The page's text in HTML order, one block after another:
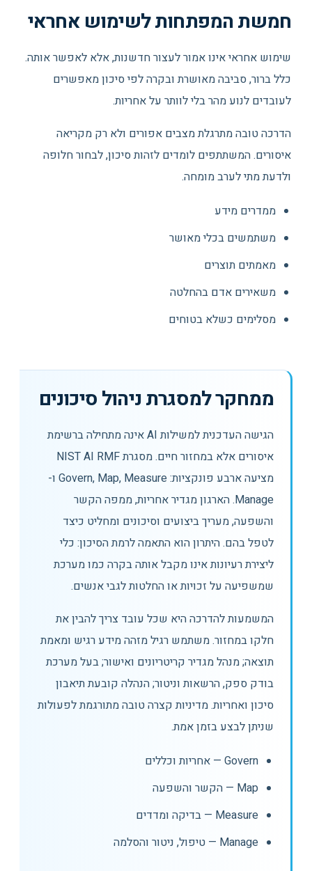
חמשת המפתחות לשימוש אחראי
שימוש אחראי אינו אמור לעצור חדשנות, אלא לאפשר אותה.
כלל ברור, סביבה מאושרת ובקרה לפי סיכון מאפשרים
לעובדים לנוע מהר בלי לוותר על אחריות.
הדרכה טובה מתרגלת מצבים אפורים ולא רק מקריאה
איסורים. המשתתפים לומדים לזהות סיכון, לבחור חלופה
ולדעת מתי לערב מומחה.
ממדרים מידע
משתמשים בכלי מאושר
מאמתים תוצרים
משאירים אדם בהחלטה
מסלימים כשלא בטוחים
ממחקר למסגרת ניהול סיכונים
הגישה העדכנית למשילות AI אינה מתחילה ברשימת
איסורים אלא במחזור חיים. מסגרת NIST AI RMF
מציעה ארבע פונקציות: Govern, Map, Measure ו-
Manage. הארגון מגדיר אחריות, ממפה הקשר
והשפעה, מעריך ביצועים וסיכונים ומחליט כיצד
לטפל בהם. היתרון הוא התאמה לרמת הסיכון: כלי
ליצירת רעיונות אינו מקבל אותה בקרה כמו מערכת
שמשפיעה על זכויות או החלטות לגבי אנשים.
המשמעות להדרכה היא שכל עובד צריך להבין את
חלקו במחזור. משתמש רגיל מזהה מידע רגיש ומאמת
תוצאה; מנהל מגדיר קריטריונים ואישור; בעל מערכת
בודק ספק, הרשאות וניטור; הנהלה קובעת תיאבון
סיכון ואחריות. מדיניות קצרה טובה מתורגמת לפעולות
שניתן לבצע בזמן אמת.
Govern — אחריות וכללים
Map — הקשר והשפעה
Measure — בדיקה ומדדים
Manage — טיפול, ניטור והסלמה